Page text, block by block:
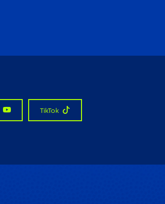
TikTok